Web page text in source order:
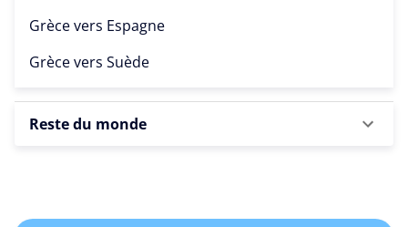
Grèce vers Espagne
Grèce vers Suède
Reste du monde